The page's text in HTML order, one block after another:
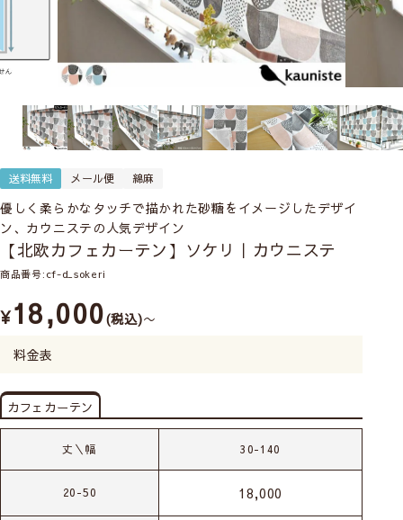
送料無料 メール便 綿麻
優しく柔らかなタッチで描かれた砂糖をイメージしたデザイ
ン、カウニステの人気デザイン
【北欧カフェカーテン】ソケリ｜カウニステ
商品番号 cf-d_sokeri
¥18,000 税込 〜
料金表
カフェカーテン
丈＼幅 30-140
20-50 18,000